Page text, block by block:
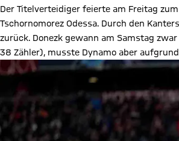
Der Titelverteidiger feierte am Freitag
Tschornomorez Odessa. Durch den
zurück. Donezk gewann am Samstag
38 Zähler), musste Dynamo aber